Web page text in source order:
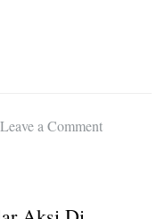
Leave a Commenton